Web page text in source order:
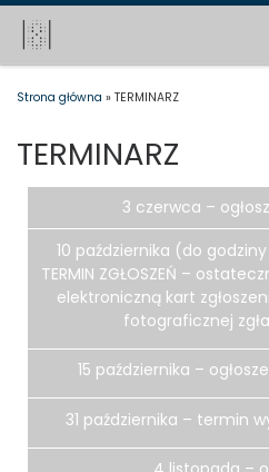
Skip to content
Strona główna » TERMINARZ
TERMINARZ
3 czerwca –
10 października (do godziny
TERMIN ZGŁOSZEŃ –
elektroniczną kart
fotograficznej
15 października –
31 października – termin